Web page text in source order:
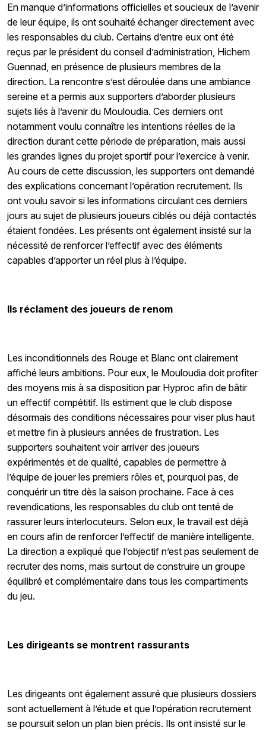
En manque d’informations officielles et soucieux de l’avenir
de leur équipe, ils ont souhaité échanger directement avec
les responsables du club. Certains d’entre eux ont été
reçus par le président du conseil d’administration, Hichem
Guennad, en présence de plusieurs membres de la
direction. La rencontre s’est déroulée dans une ambiance
sereine et a permis aux supporters d’aborder plusieurs
sujets liés à l’avenir du Mouloudia. Ces derniers ont
notamment voulu connaître les intentions réelles de la
direction durant cette période de préparation, mais aussi
les grandes lignes du projet sportif pour l’exercice à venir.
Au cours de cette discussion, les supporters ont demandé
des explications concernant l’opération recrutement. Ils
ont voulu savoir si les informations circulant ces derniers
jours au sujet de plusieurs joueurs ciblés ou déjà contactés
étaient fondées. Les présents ont également insisté sur la
nécessité de renforcer l’effectif avec des éléments
capables d’apporter un réel plus à l’équipe.
Ils réclament des joueurs de renom
Les inconditionnels des Rouge et Blanc ont clairement
affiché leurs ambitions. Pour eux, le Mouloudia doit profiter
des moyens mis à sa disposition par Hyproc afin de bâtir
un effectif compétitif. Ils estiment que le club dispose
désormais des conditions nécessaires pour viser plus haut
et mettre fin à plusieurs années de frustration. Les
supporters souhaitent voir arriver des joueurs
expérimentés et de qualité, capables de permettre à
l’équipe de jouer les premiers rôles et, pourquoi pas, de
conquérir un titre dès la saison prochaine. Face à ces
revendications, les responsables du club ont tenté de
rassurer leurs interlocuteurs. Selon eux, le travail est déjà
en cours afin de renforcer l’effectif de manière intelligente.
La direction a expliqué que l’objectif n’est pas seulement de
recruter des noms, mais surtout de construire un groupe
équilibré et complémentaire dans tous les compartiments
du jeu.
Les dirigeants se montrent rassurants
Les dirigeants ont également assuré que plusieurs dossiers
sont actuellement à l’étude et que l’opération recrutement
se poursuit selon un plan bien précis. Ils ont insisté sur le